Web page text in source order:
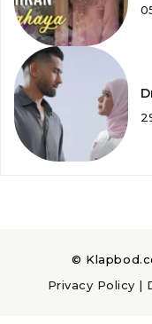
©
Privacy Policy |